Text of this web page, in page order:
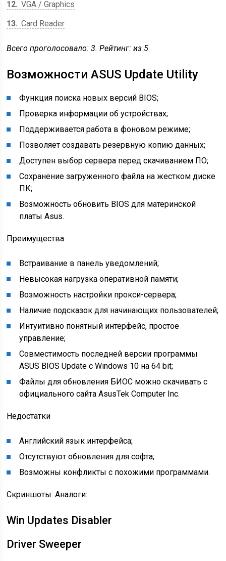
12 VGA / Graphics
13 Card Reader
Всего проголосовало:3. Рейтинг: из 5
Возможности ASUS Update Utility
Функция поиска новых версий BIOS;
Проверка информации об устройствах;
Поддерживается работа в фоновом режиме;
Позволяет создавать резервную копию данных;
Доступен выбор сервера перед скачиванием ПО;
Сохранение загруженного файла на жестком диске
ПК;
Возможность обновить BIOS для материнской
платы Asus.
Преимущества
Встраивание в панель уведомлений;
Невысокая нагрузка оперативной памяти;
Возможность настройки прокси-сервера;
Наличие подсказок для начинающих пользователей;
Интуитивно понятный интерфейс, простое
управление;
Совместимость последней версии программы
ASUS BIOS Update с Windows 10 на 64 bit;
Файлы для обновления БИОС можно скачивать с
официального сайта AsusTek Computer Inc.
Недостатки
Английский язык интерфейса;
Отсутствуют обновления для софта;
Возможны конфликты с похожими программами.
Скриншоты: Аналоги:
Win Updates Disabler
Driver Sweeper